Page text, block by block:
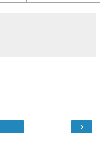
›